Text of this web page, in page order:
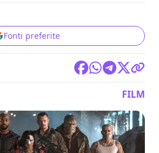
Fonti preferite
FILM